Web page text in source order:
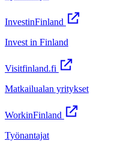
InvestinFinland
Invest in Finland
Visitfinland.fi
Matkailualan yritykset
WorkinFinland
Työnantajat